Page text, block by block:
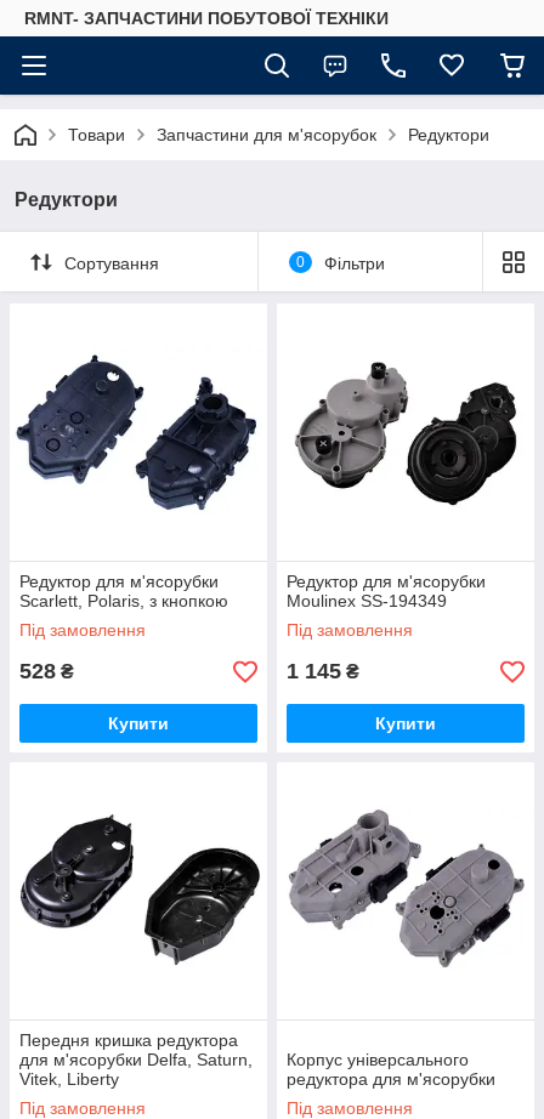
RMNT- ЗАПЧАСТИНИ ПОБУТОВОЇ ТЕХНІКИ
Товари Запчастини для м'ясорубок Редуктори
Редуктори
Сортування 0 Фільтри
Редуктор для м'ясорубки
Scarlett, Polaris, з кнопкою
Під замовлення
528 ₴
Купити
Редуктор для м'ясорубки
Moulinex SS-194349
Під замовлення
1 145 ₴
Купити
Передня кришка редуктора
для м'ясорубки Delfa, Saturn,
Vitek, Liberty
Під замовлення
Корпус універсального
редуктора для м'ясорубки
Під замовлення